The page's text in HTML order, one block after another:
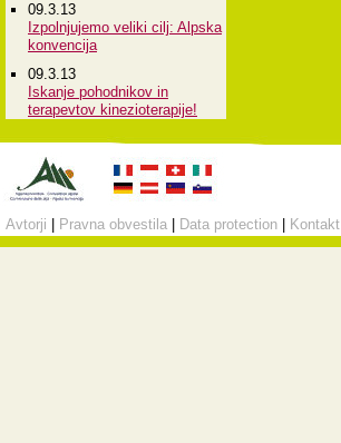
09.3.13
Izpolnjujemo veliki cilj: Alpska
konvencija
09.3.13
Iskanje pohodnikov in
terapevtov kinezioterapije!
Avtorji Pravna obvestila Data protection Kontakt